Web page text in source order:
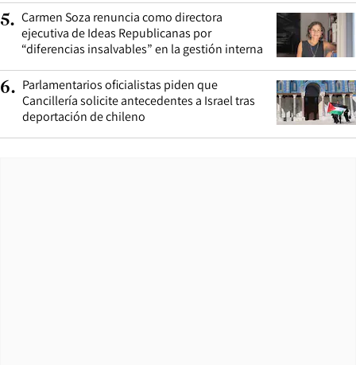
5. Carmen Soza renuncia como directora
ejecutiva de Ideas Republicanas por
“diferencias insalvables” en la gestión interna
6. Parlamentarios oficialistas piden que
Cancillería solicite antecedentes a Israel tras
deportación de chileno